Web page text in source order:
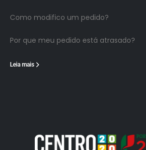
Como modifico um pedido?
Por que meu pedido está atrasado?
Leia mais